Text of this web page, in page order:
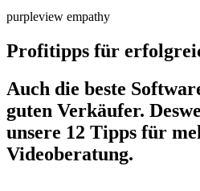
purpleview empathy
Profitipps für
Auch die beste
guten Verkäufer.
unsere 12 Tipps für
Videoberatung.